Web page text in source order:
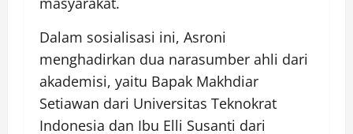
Dalam sosialisasi ini, Asroni
menghadirkan dua narasumber ahli dari
akademisi, yaitu Bapak Makhdiar
Setiawan dari Universitas Teknokrat
Indonesia dan Ibu Elli Susanti dari